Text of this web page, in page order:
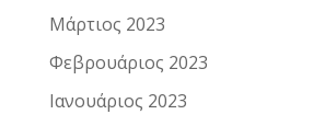
Μάρτιος 2023
Φεβρουάριος 2023
Ιανουάριος 2023